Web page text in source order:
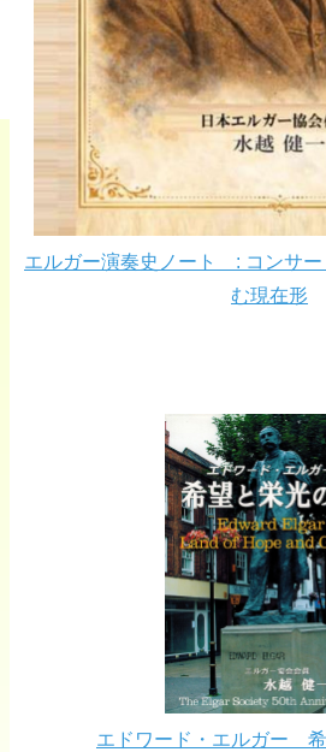
エルガー演奏史ノート : コンサー
む現在形
エドワード・エルガー